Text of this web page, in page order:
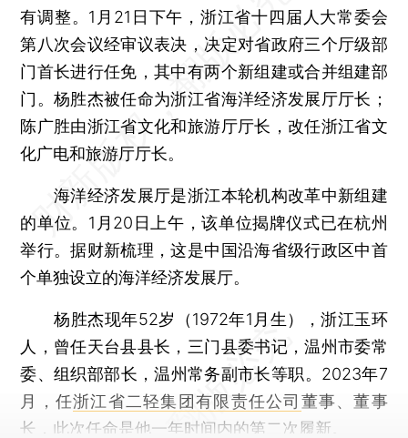
有调整。1月21日下午，浙江省十四届人大常委会
第八次会议经审议表决，决定对省政府三个厅级部
门首长进行任免，其中有两个新组建或合并组建部
门。杨胜杰被任命为浙江省海洋经济发展厅厅长；
陈广胜由浙江省文化和旅游厅厅长，改任浙江省文
化广电和旅游厅厅长。
海洋经济发展厅是浙江本轮机构改革中新组建
的单位。1月20日上午，该单位揭牌仪式已在杭州
举行。据财新梳理，这是中国沿海省级行政区中首
个单独设立的海洋经济发展厅。
杨胜杰现年52岁（1972年1月生），浙江玉环
人，曾任天台县县长，三门县委书记，温州市委常
委、组织部部长，温州常务副市长等职。2023年7
月，任浙江省二轻集团有限责任公司 董事、董事
长，此次任命是他一年时间内的第二次履新。